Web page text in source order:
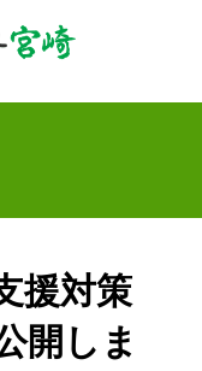
援対策
開しま